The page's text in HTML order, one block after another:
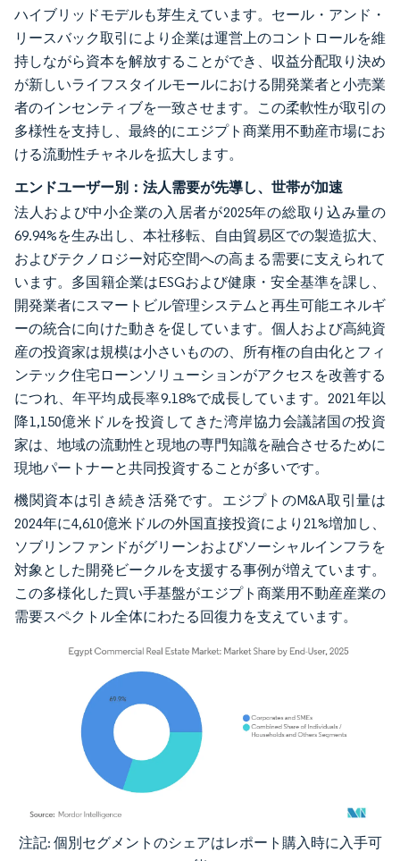
ハイブリッドモデルも芽生えています。セール・アンド・
リースバック取引により企業は運営上のコントロールを維
持しながら資本を解放することができ、収益分配取り決め
が新しいライフスタイルモールにおける開発業者と小売業
者のインセンティブを一致させます。この柔軟性が取引の
多様性を支持し、最終的にエジプト商業用不動産市場にお
ける流動性チャネルを拡大します。
エンドユーザー別：法人需要が先導し、世帯が加速
法人および中小企業の入居者が2025年の総取り込み量の
69.94%を生み出し、本社移転、自由貿易区での製造拡大、
およびテクノロジー対応空間への高まる需要に支えられて
います。多国籍企業はESGおよび健康・安全基準を課し、
開発業者にスマートビル管理システムと再生可能エネルギ
ーの統合に向けた動きを促しています。個人および高純資
産の投資家は規模は小さいものの、所有権の自由化とフィ
ンテック住宅ローンソリューションがアクセスを改善する
につれ、年平均成長率9.18%で成長しています。2021年以
降1,150億米ドルを投資してきた湾岸協力会議諸国の投資
家は、地域の流動性と現地の専門知識を融合させるために
現地パートナーと共同投資することが多いです。
機関資本は引き続き活発です。エジプトのM&A取引量は
2024年に4,610億米ドルの外国直接投資により21%増加し、
ソブリンファンドがグリーンおよびソーシャルインフラを
対象とした開発ビークルを支援する事例が増えています。
この多様化した買い手基盤がエジプト商業用不動産産業の
需要スペクトル全体にわたる回復力を支えています。
画像 © Mordor Intelligence。再利用にはCC BY 4.0の表示が必要です。
注記: 個別セグメントのシェアはレポート購入時に入手可